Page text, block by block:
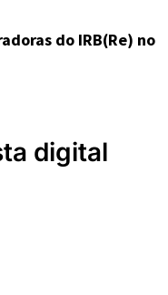
do IRB(Re) no
digital